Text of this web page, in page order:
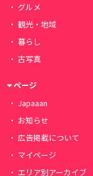
グルメ
観光・地域
暮らし
古写真
ページ
Japaaan
お知らせ
広告掲載について
マイページ
エリア別アーカイブ